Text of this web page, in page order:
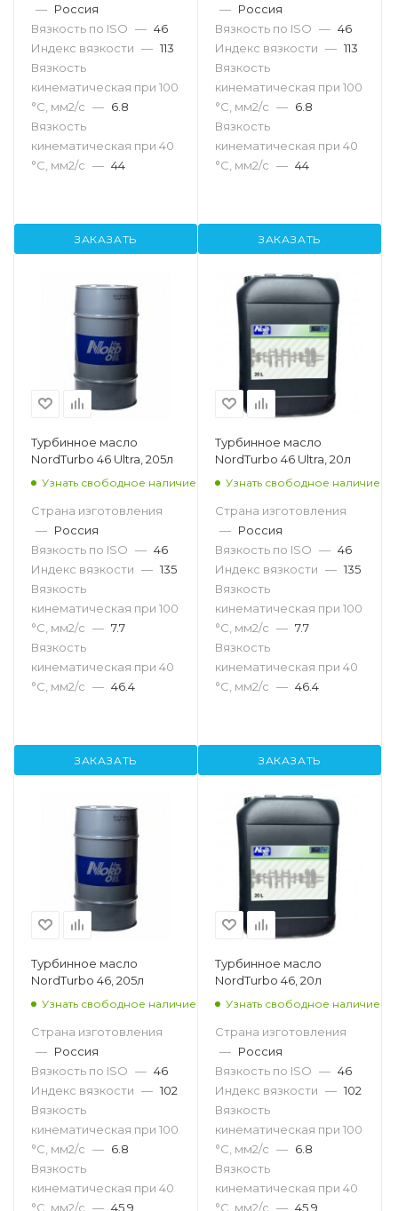
— Россия
Вязкость по ISO — 46
Индекс вязкости — 113
Вязкость
кинематическая при 100
°С, мм2/с — 6.8
Вязкость
кинематическая при 40
°С, мм2/с — 44
ЗАКАЗАТЬ
— Россия
Вязкость по ISO — 46
Индекс вязкости — 113
Вязкость
кинематическая при 100
°С, мм2/с — 6.8
Вязкость
кинематическая при 40
°С, мм2/с — 44
ЗАКАЗАТЬ
Турбинное масло
NordTurbo 46 Ultra, 205л
Узнать свободное наличие
Страна изготовления
— Россия
Вязкость по ISO — 46
Индекс вязкости — 135
Вязкость
кинематическая при 100
°С, мм2/с — 7.7
Вязкость
кинематическая при 40
°С, мм2/с — 46.4
ЗАКАЗАТЬ
Турбинное масло
NordTurbo 46 Ultra, 20л
Узнать свободное наличие
Страна изготовления
— Россия
Вязкость по ISO — 46
Индекс вязкости — 135
Вязкость
кинематическая при 100
°С, мм2/с — 7.7
Вязкость
кинематическая при 40
°С, мм2/с — 46.4
ЗАКАЗАТЬ
Турбинное масло
NordTurbo 46, 205л
Узнать свободное наличие
Страна изготовления
— Россия
Вязкость по ISO — 46
Индекс вязкости — 102
Вязкость
кинематическая при 100
°С, мм2/с — 6.8
Вязкость
кинематическая при 40
°С, мм2/с — 45.9
Турбинное масло
NordTurbo 46, 20л
Узнать свободное наличие
Страна изготовления
— Россия
Вязкость по ISO — 46
Индекс вязкости — 102
Вязкость
кинематическая при 100
°С, мм2/с — 6.8
Вязкость
кинематическая при 40
°С, мм2/с — 45.9